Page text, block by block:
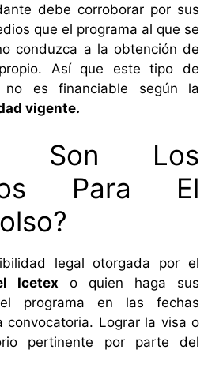
debe corroborar por sus
que el programa al que se
conduzca a la obtención de
Así que este tipo de
no es financiable según la
vigente.
Son Los
Para El
legal otorgada por el
Icetex o quien haga sus
programa en las fechas
convocatoria. Lograr la visa o
pertinente por parte del